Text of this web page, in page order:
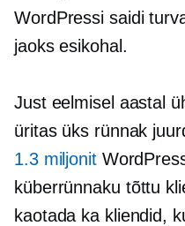
WordPressi saidi
jaoks esikohal.
Just eelmisel aastal
üritas üks rünnak
1.3 miljonit
küberrünnaku tõttu
kaotada ka kliendid,